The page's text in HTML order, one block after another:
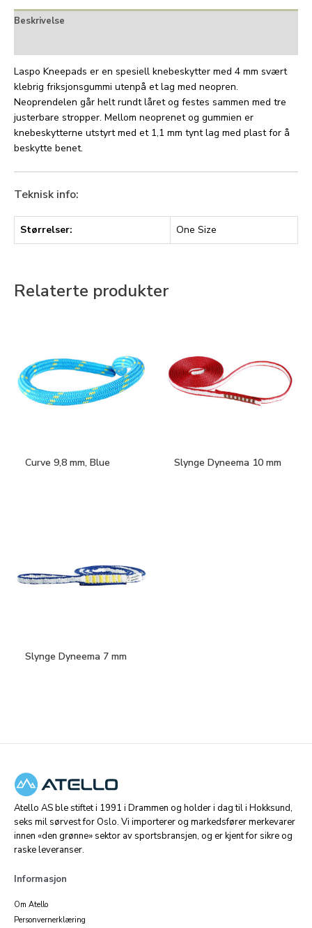
Beskrivelse
Laspo Kneepads er en spesiell knebeskytter med 4 mm svært
klebrig friksjonsgummi utenpå et lag med neopren.
Neoprendelen går helt rundt låret og festes sammen med tre
justerbare stropper. Mellom neoprenet og gummien er
knebeskytterne utstyrt med et 1,1 mm tynt lag med plast for å
beskytte benet.
Teknisk info:
Størrelser: One Size
Relaterte produkter
Curve 9,8 mm, Blue Slynge Dyneema 10 mm
Slynge Dyneema 7 mm
Atello AS ble stiftet i 1991 i Drammen og holder i dag til i Hokksund,
seks mil sørvest for Oslo. Vi importerer og markedsfører merkevarer
innen «den grønne» sektor av sportsbransjen, og er kjent for sikre og
raske leveranser.
Informasjon
Om Atello
Personvernerklæring